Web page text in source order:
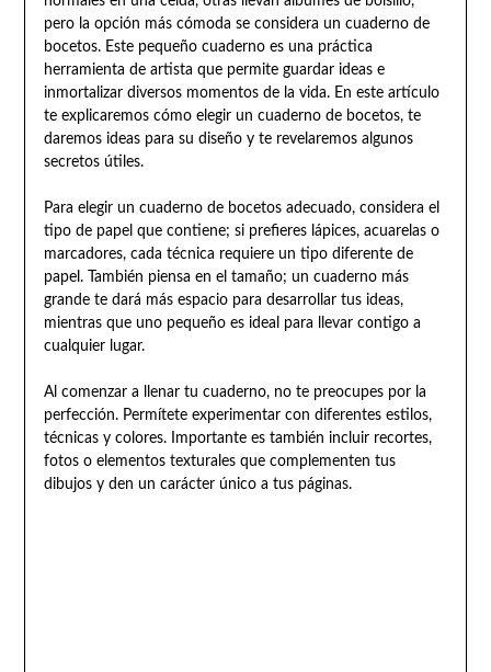
pero la opción más cómoda se considera un cuaderno de
bocetos. Este pequeño cuaderno es una práctica
herramienta de artista que permite guardar ideas e
inmortalizar diversos momentos de la vida. En este artículo
te explicaremos cómo elegir un cuaderno de bocetos, te
daremos ideas para su diseño y te revelaremos algunos
secretos útiles.
Para elegir un cuaderno de bocetos adecuado, considera el
tipo de papel que contiene; si prefieres lápices, acuarelas o
marcadores, cada técnica requiere un tipo diferente de
papel. También piensa en el tamaño; un cuaderno más
grande te dará más espacio para desarrollar tus ideas,
mientras que uno pequeño es ideal para llevar contigo a
cualquier lugar.
Al comenzar a llenar tu cuaderno, no te preocupes por la
perfección. Permítete experimentar con diferentes estilos,
técnicas y colores. Importante es también incluir recortes,
fotos o elementos texturales que complementen tus
dibujos y den un carácter único a tus páginas.